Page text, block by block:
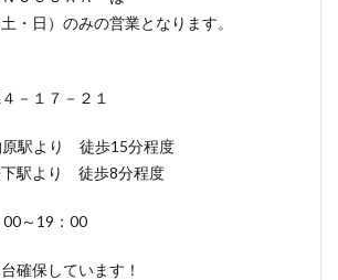
・日）のみの営業となります。
－１７－２１
駅より 徒歩15分程度
駅より 徒歩8分程度
～19：00
確保しています！